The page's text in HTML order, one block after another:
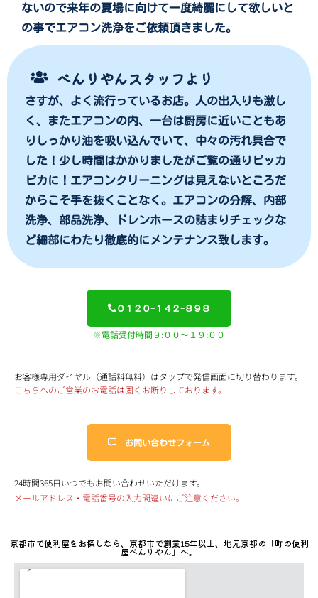
ないので来年の夏場に向けて一度綺麗にして欲しいと
の事でエアコン洗浄をご依頼頂きました。
べんりやんスタッフより
さすが、よく流行っているお店。人の出入りも激し
く、またエアコンの内、一台は厨房に近いこともあ
りしっかり油を吸い込んでいて、中々の汚れ具合で
した！少し時間はかかりましたがご覧の通りピッカ
ピカに！エアコンクリーニングは見えないところだ
からこそ手を抜くことなく。エアコンの分解、内部
洗浄、部品洗浄、ドレンホースの詰まりチェックな
ど細部にわたり徹底的にメンテナンス致します。
０１２０-１４２-８９８
※電話受付時間９:００～１９:００
お客様専用ダイヤル（通話料無料）はタップで発信画面に切り替わります。
こちらへのご営業のお電話は固くお断りしております。
お問い合わせフォーム
24時間365日いつでもお問い合わせいただけます。
メールアドレス・電話番号の入力間違いにご注意ください。
京都市で便利屋をお探しなら、京都市で創業15年以上、地元京都の「町の便利
屋べんりやん」へ。